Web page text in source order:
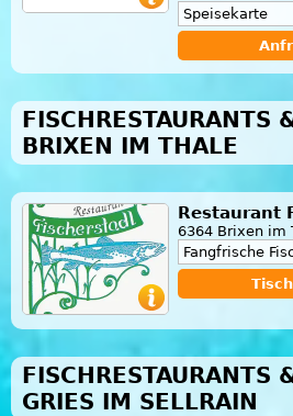
Speisekarte
FISCHRESTAURANTS
BRIXEN IM THALE
Restaurant
6364 Brixen im
Fangfrische
FISCHRESTAURANTS
GRIES IM SELLRAIN